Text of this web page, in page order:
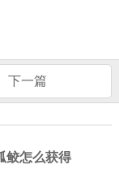
下一篇
鲛怎么获得